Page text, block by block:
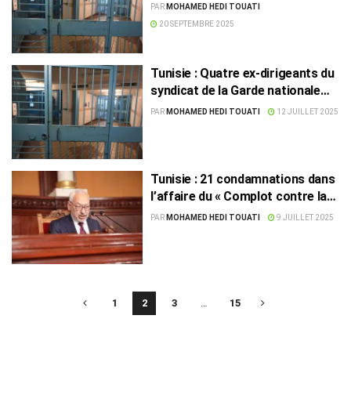
PAR MOHAMED HEDI TOUATI
20 SEPTEMBRE 2025
Tunisie : Quatre ex-dirigeants du
syndicat de la Garde nationale
lourdement condamnés
PAR MOHAMED HEDI TOUATI 12 JUILLET 2025
Tunisie : 21 condamnations dans
l’affaire du « Complot contre la
sûreté de l’État 2 »
PAR MOHAMED HEDI TOUATI 9 JUILLET 2025
1 2 3 … 15